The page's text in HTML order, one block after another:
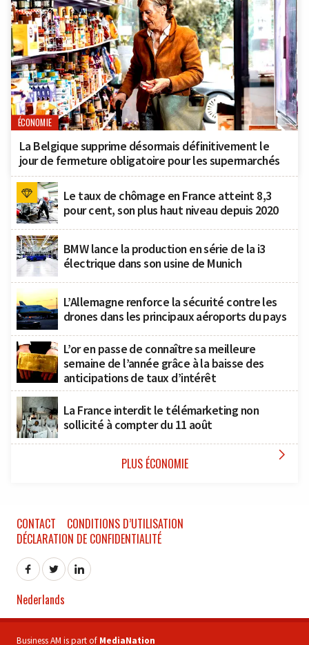
ÉCONOMIE
La Belgique supprime désormais définitivement le
jour de fermeture obligatoire pour les supermarchés
Le taux de chômage en France atteint 8,3
pour cent, son plus haut niveau depuis 2020
BMW lance la production en série de la i3
électrique dans son usine de Munich
L’Allemagne renforce la sécurité contre les
drones dans les principaux aéroports du pays
L’or en passe de connaître sa meilleure
semaine de l’année grâce à la baisse des
anticipations de taux d’intérêt
La France interdit le télémarketing non
sollicité à compter du 11 août
PLUS ÉCONOMIE 
CONTACT
CONDITIONS D’UTILISATION
DÉCLARATION DE CONFIDENTIALITÉ
Nederlands
Business AM is part of MediaNation